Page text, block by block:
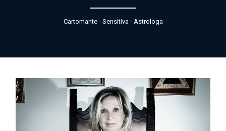
Cartomante - Sensitiva - Astrologa